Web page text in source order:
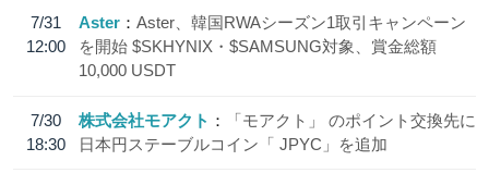
7/31
12:00
Aster
Aster、韓国RWAシーズン1取引キャンペーン
を開始 $SKHYNIX・$SAMSUNG対象、賞金総額
10,000 USDT
7/30
18:30
株式会社モアクト
「モアクト」 のポイント交換先に
日本円ステーブルコイン「 JPYC」を追加